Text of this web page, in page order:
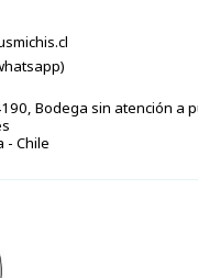
Bodega sin atención a
- Chile